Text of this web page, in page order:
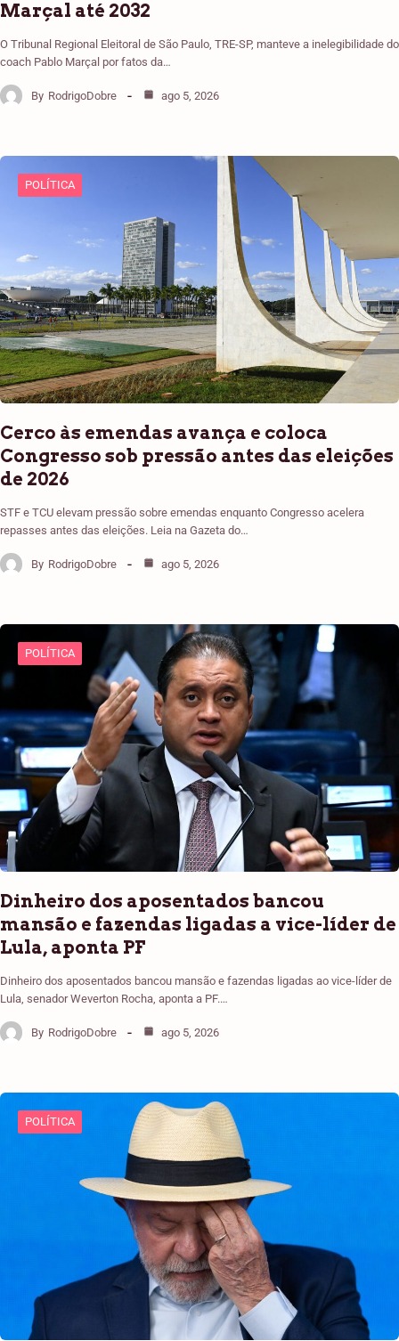
Marçal até 2032
O Tribunal Regional Eleitoral de São Paulo, TRE-SP, manteve a inelegibilidade do
coach Pablo Marçal por fatos da…
By RodrigoDobre ago 5, 2026
POLÍTICA
Cerco às emendas avança e coloca
Congresso sob pressão antes das eleições
de 2026
STF e TCU elevam pressão sobre emendas enquanto Congresso acelera
repasses antes das eleições. Leia na Gazeta do…
By RodrigoDobre ago 5, 2026
POLÍTICA
Dinheiro dos aposentados bancou
mansão e fazendas ligadas a vice-líder de
Lula, aponta PF
Dinheiro dos aposentados bancou mansão e fazendas ligadas ao vice-líder de
Lula, senador Weverton Rocha, aponta a PF.…
By RodrigoDobre ago 5, 2026
POLÍTICA